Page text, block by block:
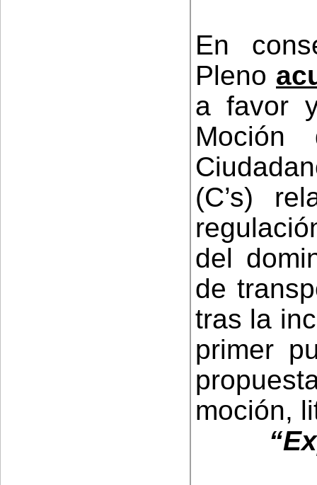
En
Pleno
a favor
Moción
(C’s)
del
de
tras la
primer
moción,